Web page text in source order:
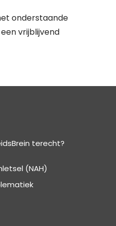
onderstaande
vrijblijvend
terecht?
(NAH)